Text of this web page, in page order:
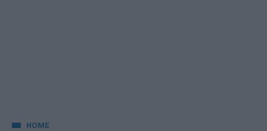
HOME